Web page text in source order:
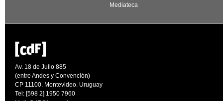
Mediateca
Av. 18 de Julio 885
(entre Andes y Convención)
CP 11100. Montevideo. Uruguay
Tel: [598 2] 1950 7960